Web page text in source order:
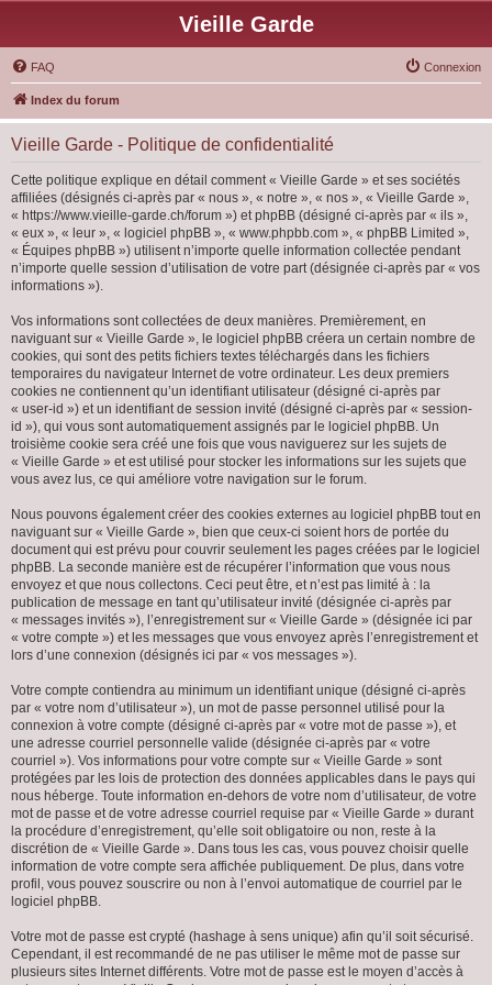
Vieille Garde
FAQ Connexion
Index du forum
Vieille Garde - Politique de confidentialité
Cette politique explique en détail comment « Vieille Garde » et ses sociétés
affiliées (désignés ci-après par « nous », « notre », « nos », « Vieille Garde »,
« https://www.vieille-garde.ch/forum ») et phpBB (désigné ci-après par « ils »,
« eux », « leur », « logiciel phpBB », « www.phpbb.com », « phpBB Limited »,
« Équipes phpBB ») utilisent n’importe quelle information collectée pendant
n’importe quelle session d’utilisation de votre part (désignée ci-après par « vos
informations »).
Vos informations sont collectées de deux manières. Premièrement, en
naviguant sur « Vieille Garde », le logiciel phpBB créera un certain nombre de
cookies, qui sont des petits fichiers textes téléchargés dans les fichiers
temporaires du navigateur Internet de votre ordinateur. Les deux premiers
cookies ne contiennent qu’un identifiant utilisateur (désigné ci-après par
« user-id ») et un identifiant de session invité (désigné ci-après par « session-
id »), qui vous sont automatiquement assignés par le logiciel phpBB. Un
troisième cookie sera créé une fois que vous naviguerez sur les sujets de
« Vieille Garde » et est utilisé pour stocker les informations sur les sujets que
vous avez lus, ce qui améliore votre navigation sur le forum.
Nous pouvons également créer des cookies externes au logiciel phpBB tout en
naviguant sur « Vieille Garde », bien que ceux-ci soient hors de portée du
document qui est prévu pour couvrir seulement les pages créées par le logiciel
phpBB. La seconde manière est de récupérer l’information que vous nous
envoyez et que nous collectons. Ceci peut être, et n’est pas limité à : la
publication de message en tant qu’utilisateur invité (désignée ci-après par
« messages invités »), l’enregistrement sur « Vieille Garde » (désignée ici par
« votre compte ») et les messages que vous envoyez après l’enregistrement et
lors d’une connexion (désignés ici par « vos messages »).
Votre compte contiendra au minimum un identifiant unique (désigné ci-après
par « votre nom d’utilisateur »), un mot de passe personnel utilisé pour la
connexion à votre compte (désigné ci-après par « votre mot de passe »), et
une adresse courriel personnelle valide (désignée ci-après par « votre
courriel »). Vos informations pour votre compte sur « Vieille Garde » sont
protégées par les lois de protection des données applicables dans le pays qui
nous héberge. Toute information en-dehors de votre nom d’utilisateur, de votre
mot de passe et de votre adresse courriel requise par « Vieille Garde » durant
la procédure d’enregistrement, qu’elle soit obligatoire ou non, reste à la
discrétion de « Vieille Garde ». Dans tous les cas, vous pouvez choisir quelle
information de votre compte sera affichée publiquement. De plus, dans votre
profil, vous pouvez souscrire ou non à l’envoi automatique de courriel par le
logiciel phpBB.
Votre mot de passe est crypté (hashage à sens unique) afin qu’il soit sécurisé.
Cependant, il est recommandé de ne pas utiliser le même mot de passe sur
plusieurs sites Internet différents. Votre mot de passe est le moyen d’accès à